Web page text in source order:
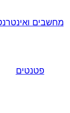
מחשבים
פטנטים